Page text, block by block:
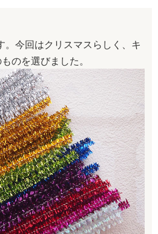
。今回はクリスマスらしく、キ
のを選びました。